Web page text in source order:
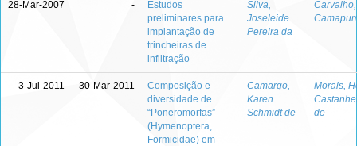
28-Mar-2007 -
Estudos
preliminares para
implantação de
trincheiras de
infiltração
Silva,
Joseleide
Pereira da
3-Jul-2011 30-Mar-2011
Composição e
diversidade de
“Poneromorfas”
(Hymenoptera,
Formicidae) em
Camargo,
Karen
Schmidt de
Morais,
de